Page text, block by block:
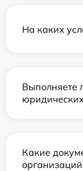
На каких
Выполняете
Какие